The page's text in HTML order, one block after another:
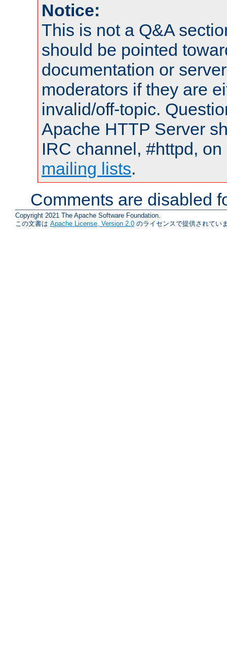
Notice:
This is not a Q&A
should be pointed
documentation or
moderators if they are
invalid/off-topic.
Apache HTTP Server
IRC channel, #httpd,
mailing lists.
Comments are disabled
Copyright 2021 The Apache Software Foundation.
この文書は Apache License, Version 2.0 のライセンスで提供されてい